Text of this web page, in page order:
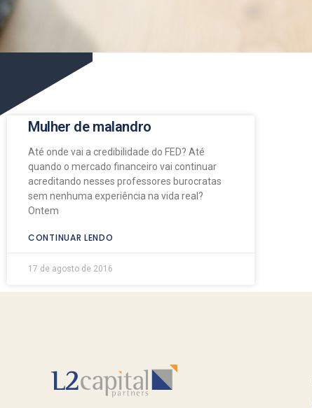
Mulher de malandro
Até onde vai a credibilidade do FED? Até
quando o mercado financeiro vai continuar
acreditando nesses professores burocratas
sem nenhuma experiência na vida real?
Ontem
CONTINUAR LENDO
17 de agosto de 2016